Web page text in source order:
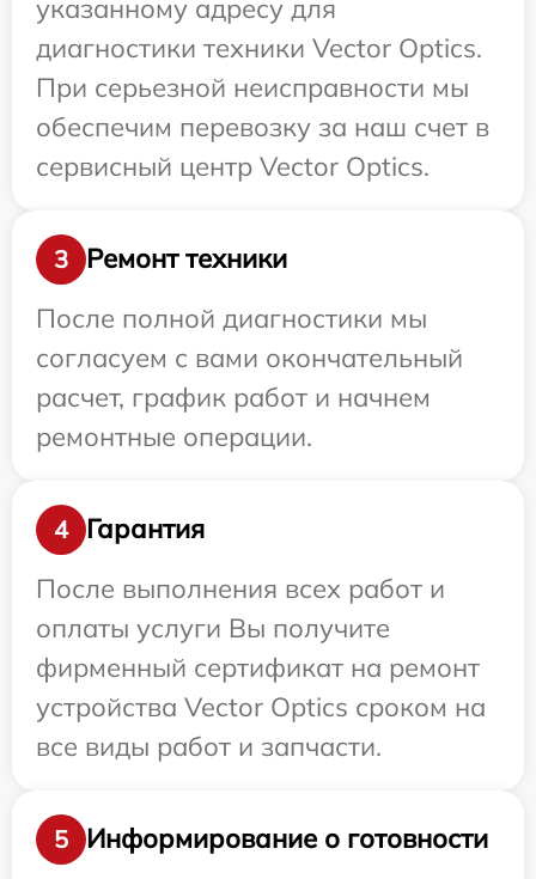
указанному адресу для
диагностики техники Vector Optics.
При серьезной неисправности мы
обеспечим перевозку за наш счет в
сервисный центр Vector Optics.
3
Ремонт техники
После полной диагностики мы
согласуем с вами окончательный
расчет, график работ и начнем
ремонтные операции.
4
Гарантия
После выполнения всех работ и
оплаты услуги Вы получите
фирменный сертификат на ремонт
устройства Vector Optics сроком на
все виды работ и запчасти.
5
Информирование о готовности